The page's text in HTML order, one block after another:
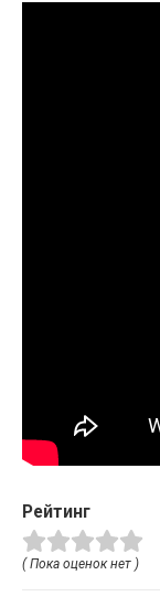
Рейтинг
( Пока оценок нет )